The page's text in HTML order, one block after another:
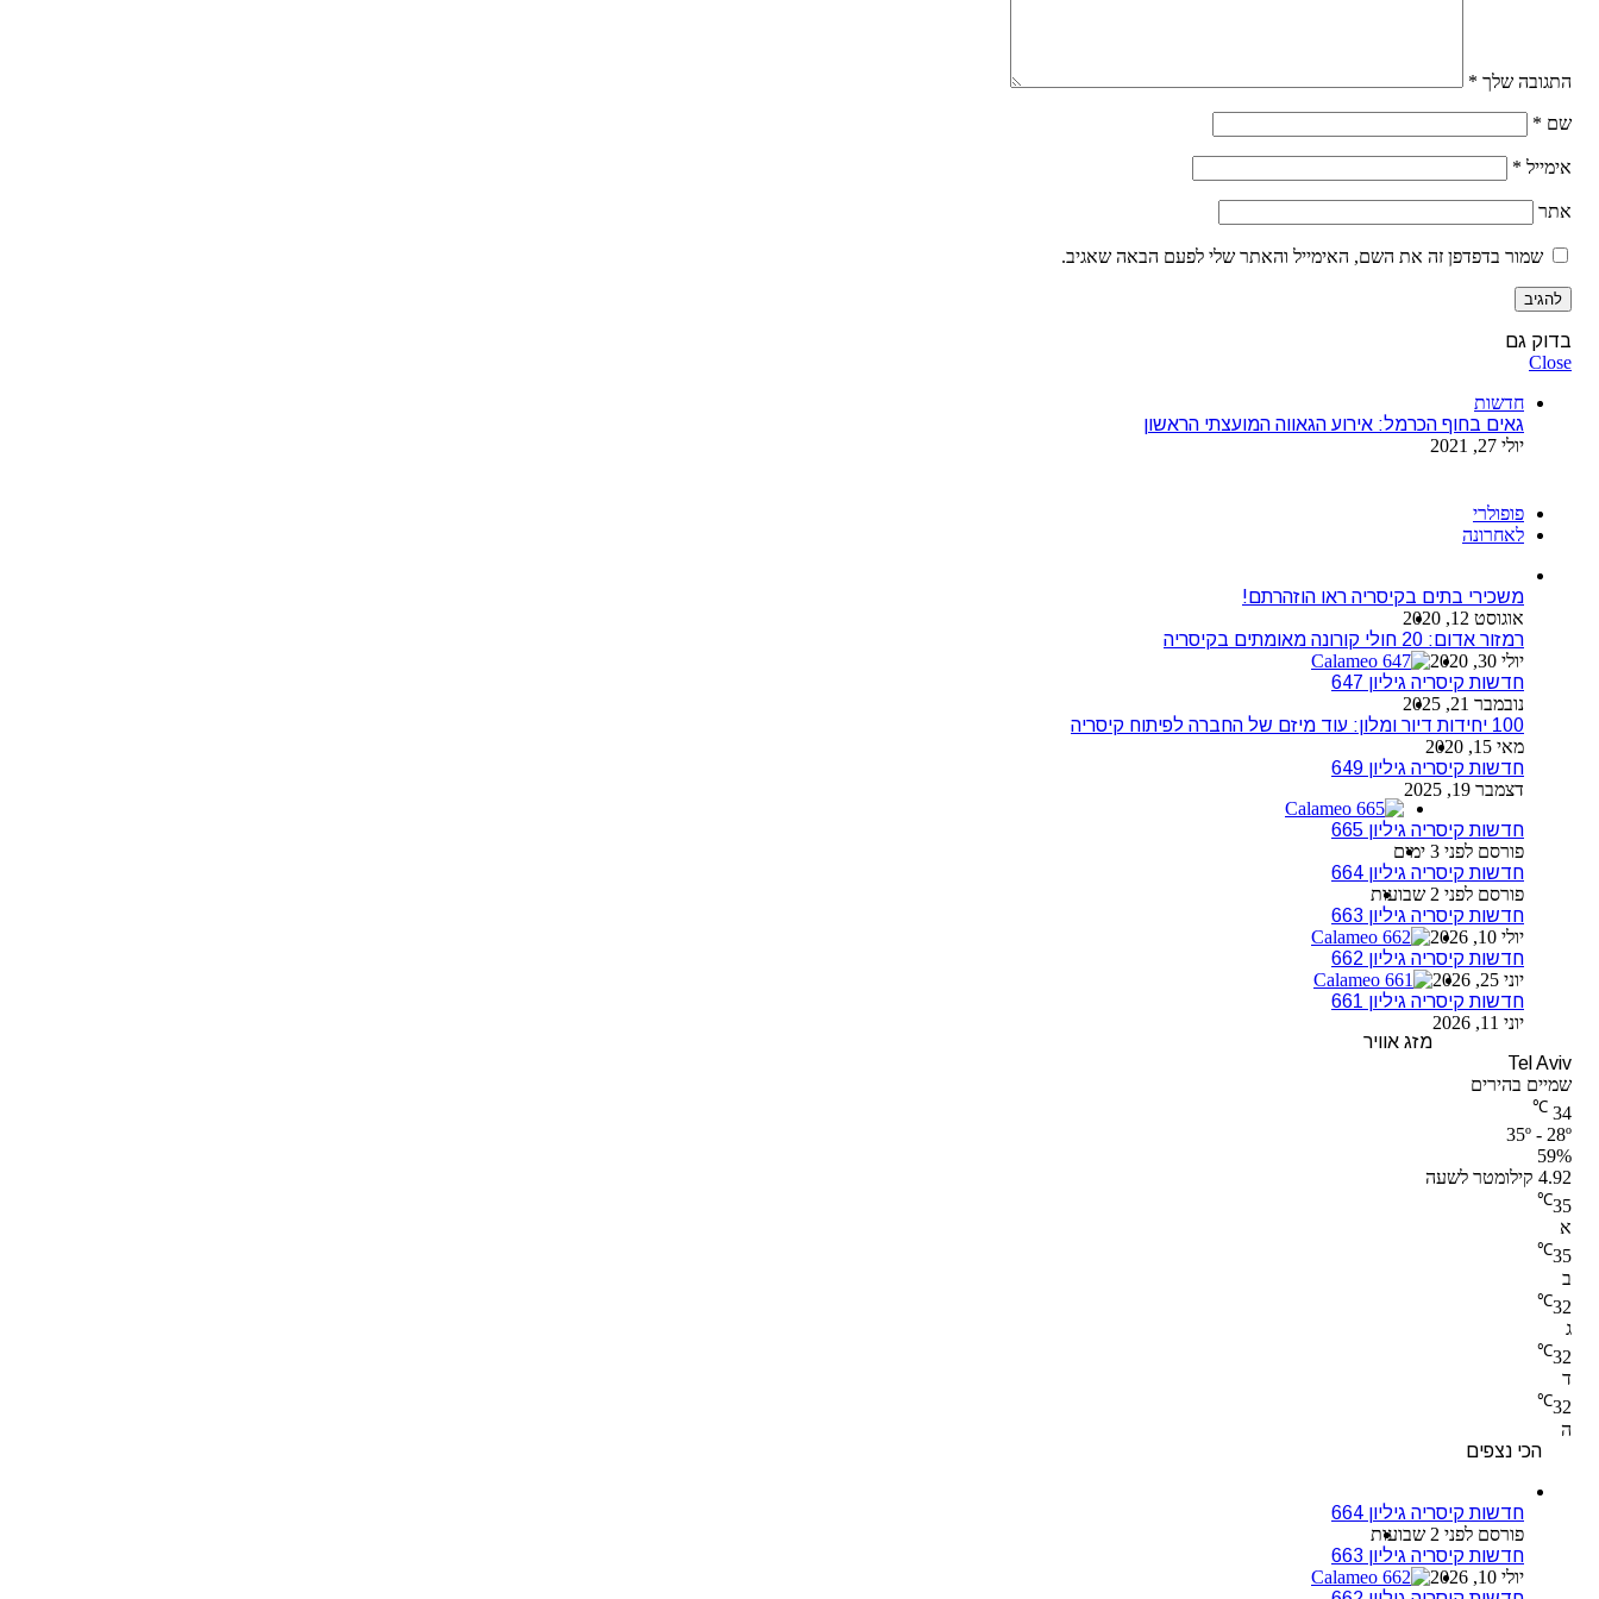
התגובה שלך *
שם *
אימייל *
אתר
שמור בדפדפן זה את השם, האימייל והאתר שלי לפעם הבאה שאגיב.
בדוק גם
Close
חדשות
גאים בחוף הכרמל: אירוע הגאווה המועצתי הראשון
יולי 27, 2021
פופולרי
לאחרונה
משכירי בתים בקיסריה ראו הוזהרתם!
אוגוסט 12, 2020
רמזור אדום: 20 חולי קורונה מאומתים בקיסריה
יולי 30, 2020
חדשות קיסריה גיליון 647
נובמבר 21, 2025
100 יחידות דיור ומלון: עוד מיזם של החברה לפיתוח קיסריה
מאי 15, 2020
חדשות קיסריה גיליון 649
דצמבר 19, 2025
חדשות קיסריה גיליון 665
פורסם לפני 3 ימים
חדשות קיסריה גיליון 664
פורסם לפני 2 שבועות
חדשות קיסריה גיליון 663
יולי 10, 2026
חדשות קיסריה גיליון 662
יוני 25, 2026
חדשות קיסריה גיליון 661
יוני 11, 2026
מזג אוויר
Tel Aviv
שמיים בהירים
34
℃
35º - 28º
59%
4.92 קילומטר לשעה
35
℃
א
35
℃
ב
32
℃
ג
32
℃
ד
32
℃
ה
הכי נצפים
חדשות קיסריה גיליון 664
פורסם לפני 2 שבועות
חדשות קיסריה גיליון 663
יולי 10, 2026